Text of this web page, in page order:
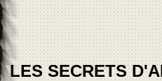
LES SECRETS